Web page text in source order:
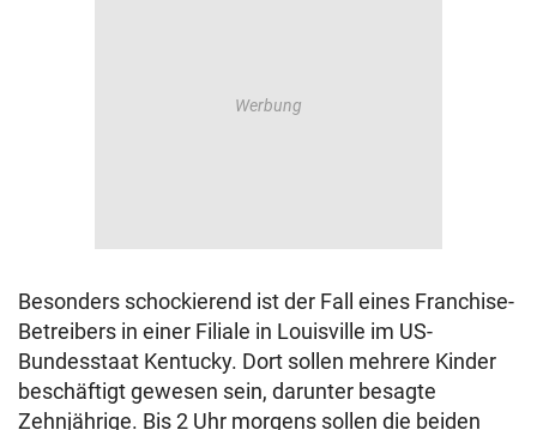
Besonders schockierend ist der Fall eines Franchise-
Betreibers in einer Filiale in Louisville im US-
Bundesstaat Kentucky. Dort sollen mehrere Kinder
beschäftigt gewesen sein, darunter besagte
Zehnjährige. Bis 2 Uhr morgens sollen die beiden